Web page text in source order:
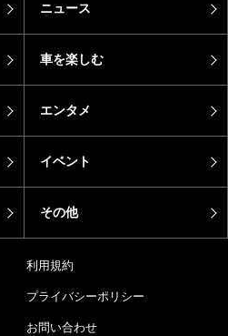
ニュース
車を楽しむ
エンタメ
イベント
その他
利用規約
プライバシーポリシー
お問い合わせ